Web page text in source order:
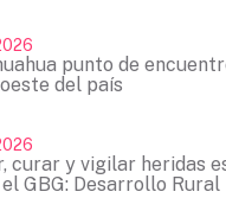
punto de
del país
curar y vigilar heridas
GBG: Desarrollo Rural